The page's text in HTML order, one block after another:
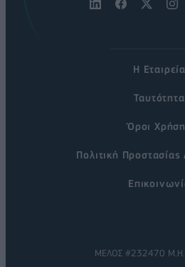
Η Εταιρεία
Ταυτότητα
Όροι
Πολιτική
ΜΕΛΟΣ #232470